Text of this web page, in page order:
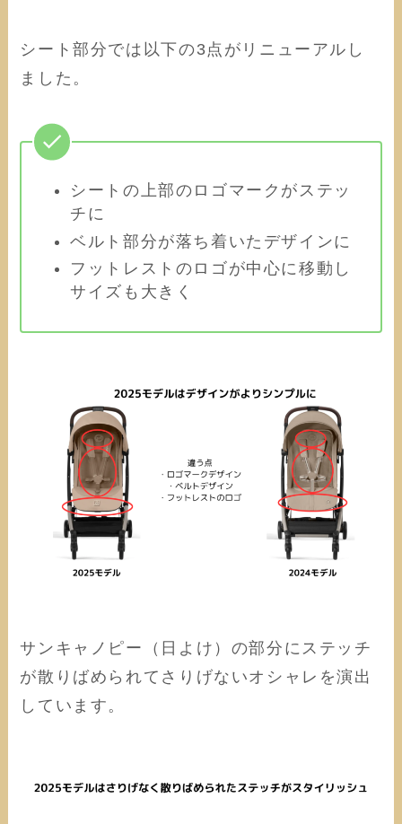
シート部分では以下の3点がリニューアルし
ました。
シートの上部のロゴマークがステッ
チに
ベルト部分が落ち着いたデザインに
フットレストのロゴが中心に移動し
サイズも大きく
サンキャノピー（日よけ）の部分にステッチ
が散りばめられてさりげないオシャレを演出
しています。